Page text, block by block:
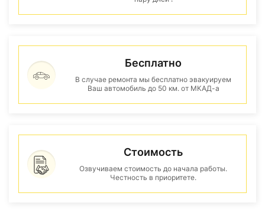
Бесплатно
В случае ремонта мы бесплатно эвакуируем
Ваш автомобиль до 50 км. от МКАД-а
Стоимость
Озвучиваем стоимость до начала работы.
Честность в приоритете.